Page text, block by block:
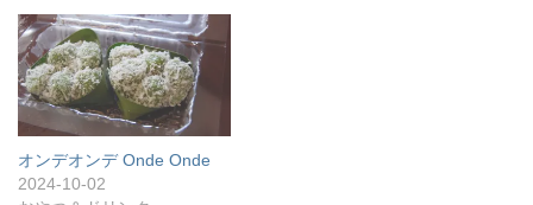
オンデオンデ Onde Onde
2024-10-02